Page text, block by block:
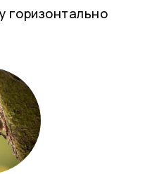
горизонтально